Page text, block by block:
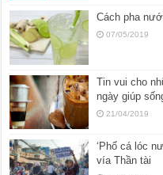
Cách pha
07/05/2019
Tin vui cho
ngày giúp
21/04/2019
‘Phố cá lóc
vía Thần tài